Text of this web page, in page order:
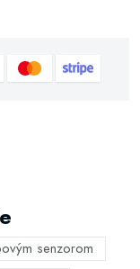
senzorom